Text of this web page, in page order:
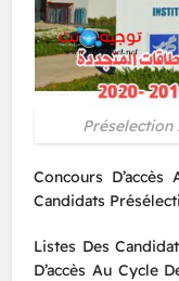
Préselection
Concours
Candidats
Listes Des
D’accès Au Cycle